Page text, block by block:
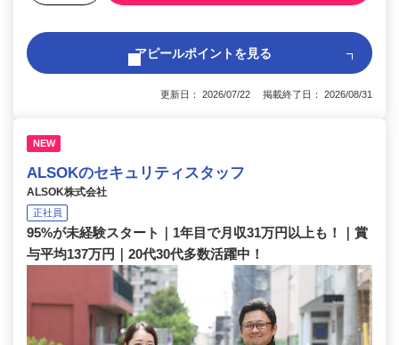
アピールポイントを見る
更新日： 2026/07/22 掲載終了日： 2026/08/31
NEW
ALSOKのセキュリティスタッフ
ALSOK株式会社
正社員
95%が未経験スタート｜1年目で月収31万円以上も！｜賞
与平均137万円｜20代30代多数活躍中！